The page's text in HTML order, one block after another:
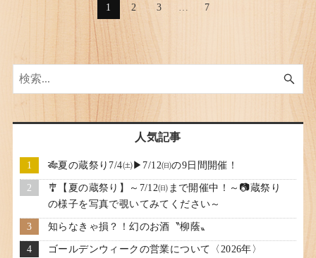
1 2 3 … 7
人気記事
🎋夏の蔵祭り7/4㈯▶7/12㈰の9日間開催！
🎐【夏の蔵祭り】～7/12㈰まで開催中！～📷蔵祭り
の様子を写真で覗いてみてください～
知らなきゃ損？！幻のお酒〝柳蔭〟
ゴールデンウィークの営業について〈2026年〉